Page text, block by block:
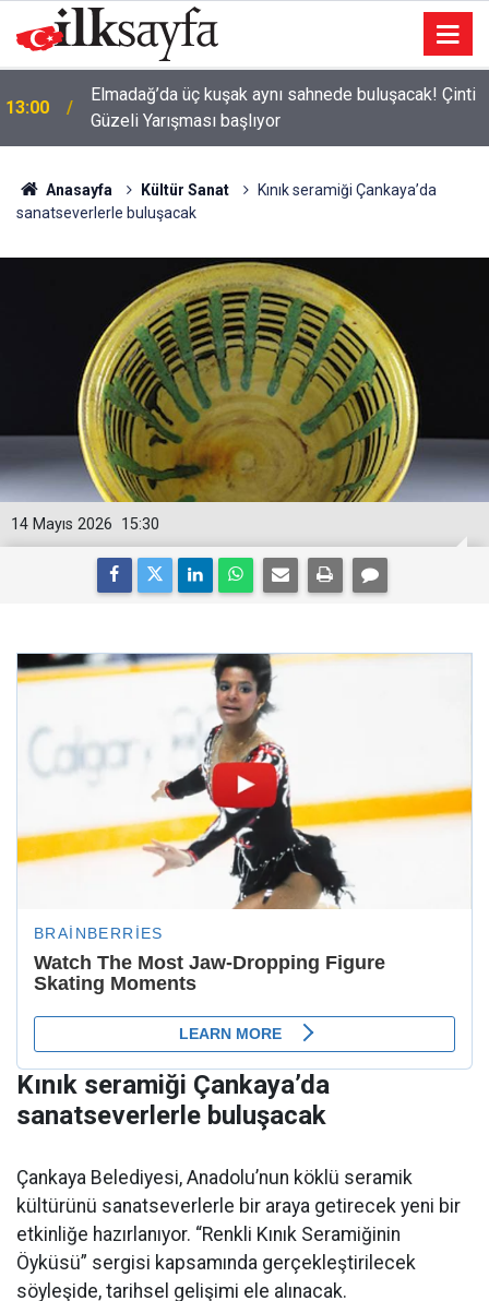
13:00
Elmadağ’da üç kuşak aynı sahnede buluşacak! Çinti
Güzeli Yarışması başlıyor
Anasayfa Kültür Sanat
Kınık seramiği Çankaya’da
sanatseverlerle buluşacak
15:30
14 Mayıs 2026
Kınık seramiği Çankaya’da
sanatseverlerle buluşacak
Çankaya Belediyesi, Anadolu’nun köklü seramik
kültürünü sanatseverlerle bir araya getirecek yeni bir
etkinliğe hazırlanıyor. “Renkli Kınık Seramiğinin
Öyküsü” sergisi kapsamında gerçekleştirilecek
söyleşide, tarihsel gelişimi ele alınacak.